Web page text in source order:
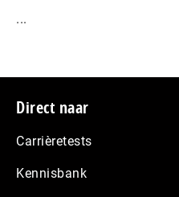
...
Footer
Direct naar
Carrièretests
Kennisbank